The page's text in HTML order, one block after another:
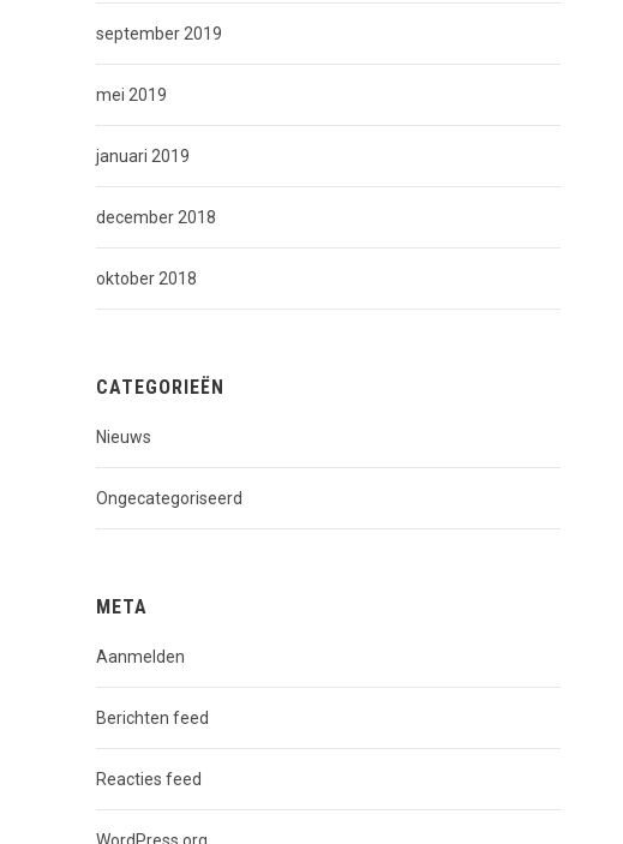
september 2019
mei 2019
januari 2019
december 2018
oktober 2018
CATEGORIEËN
Nieuws
Ongecategoriseerd
META
Aanmelden
Berichten feed
Reacties feed